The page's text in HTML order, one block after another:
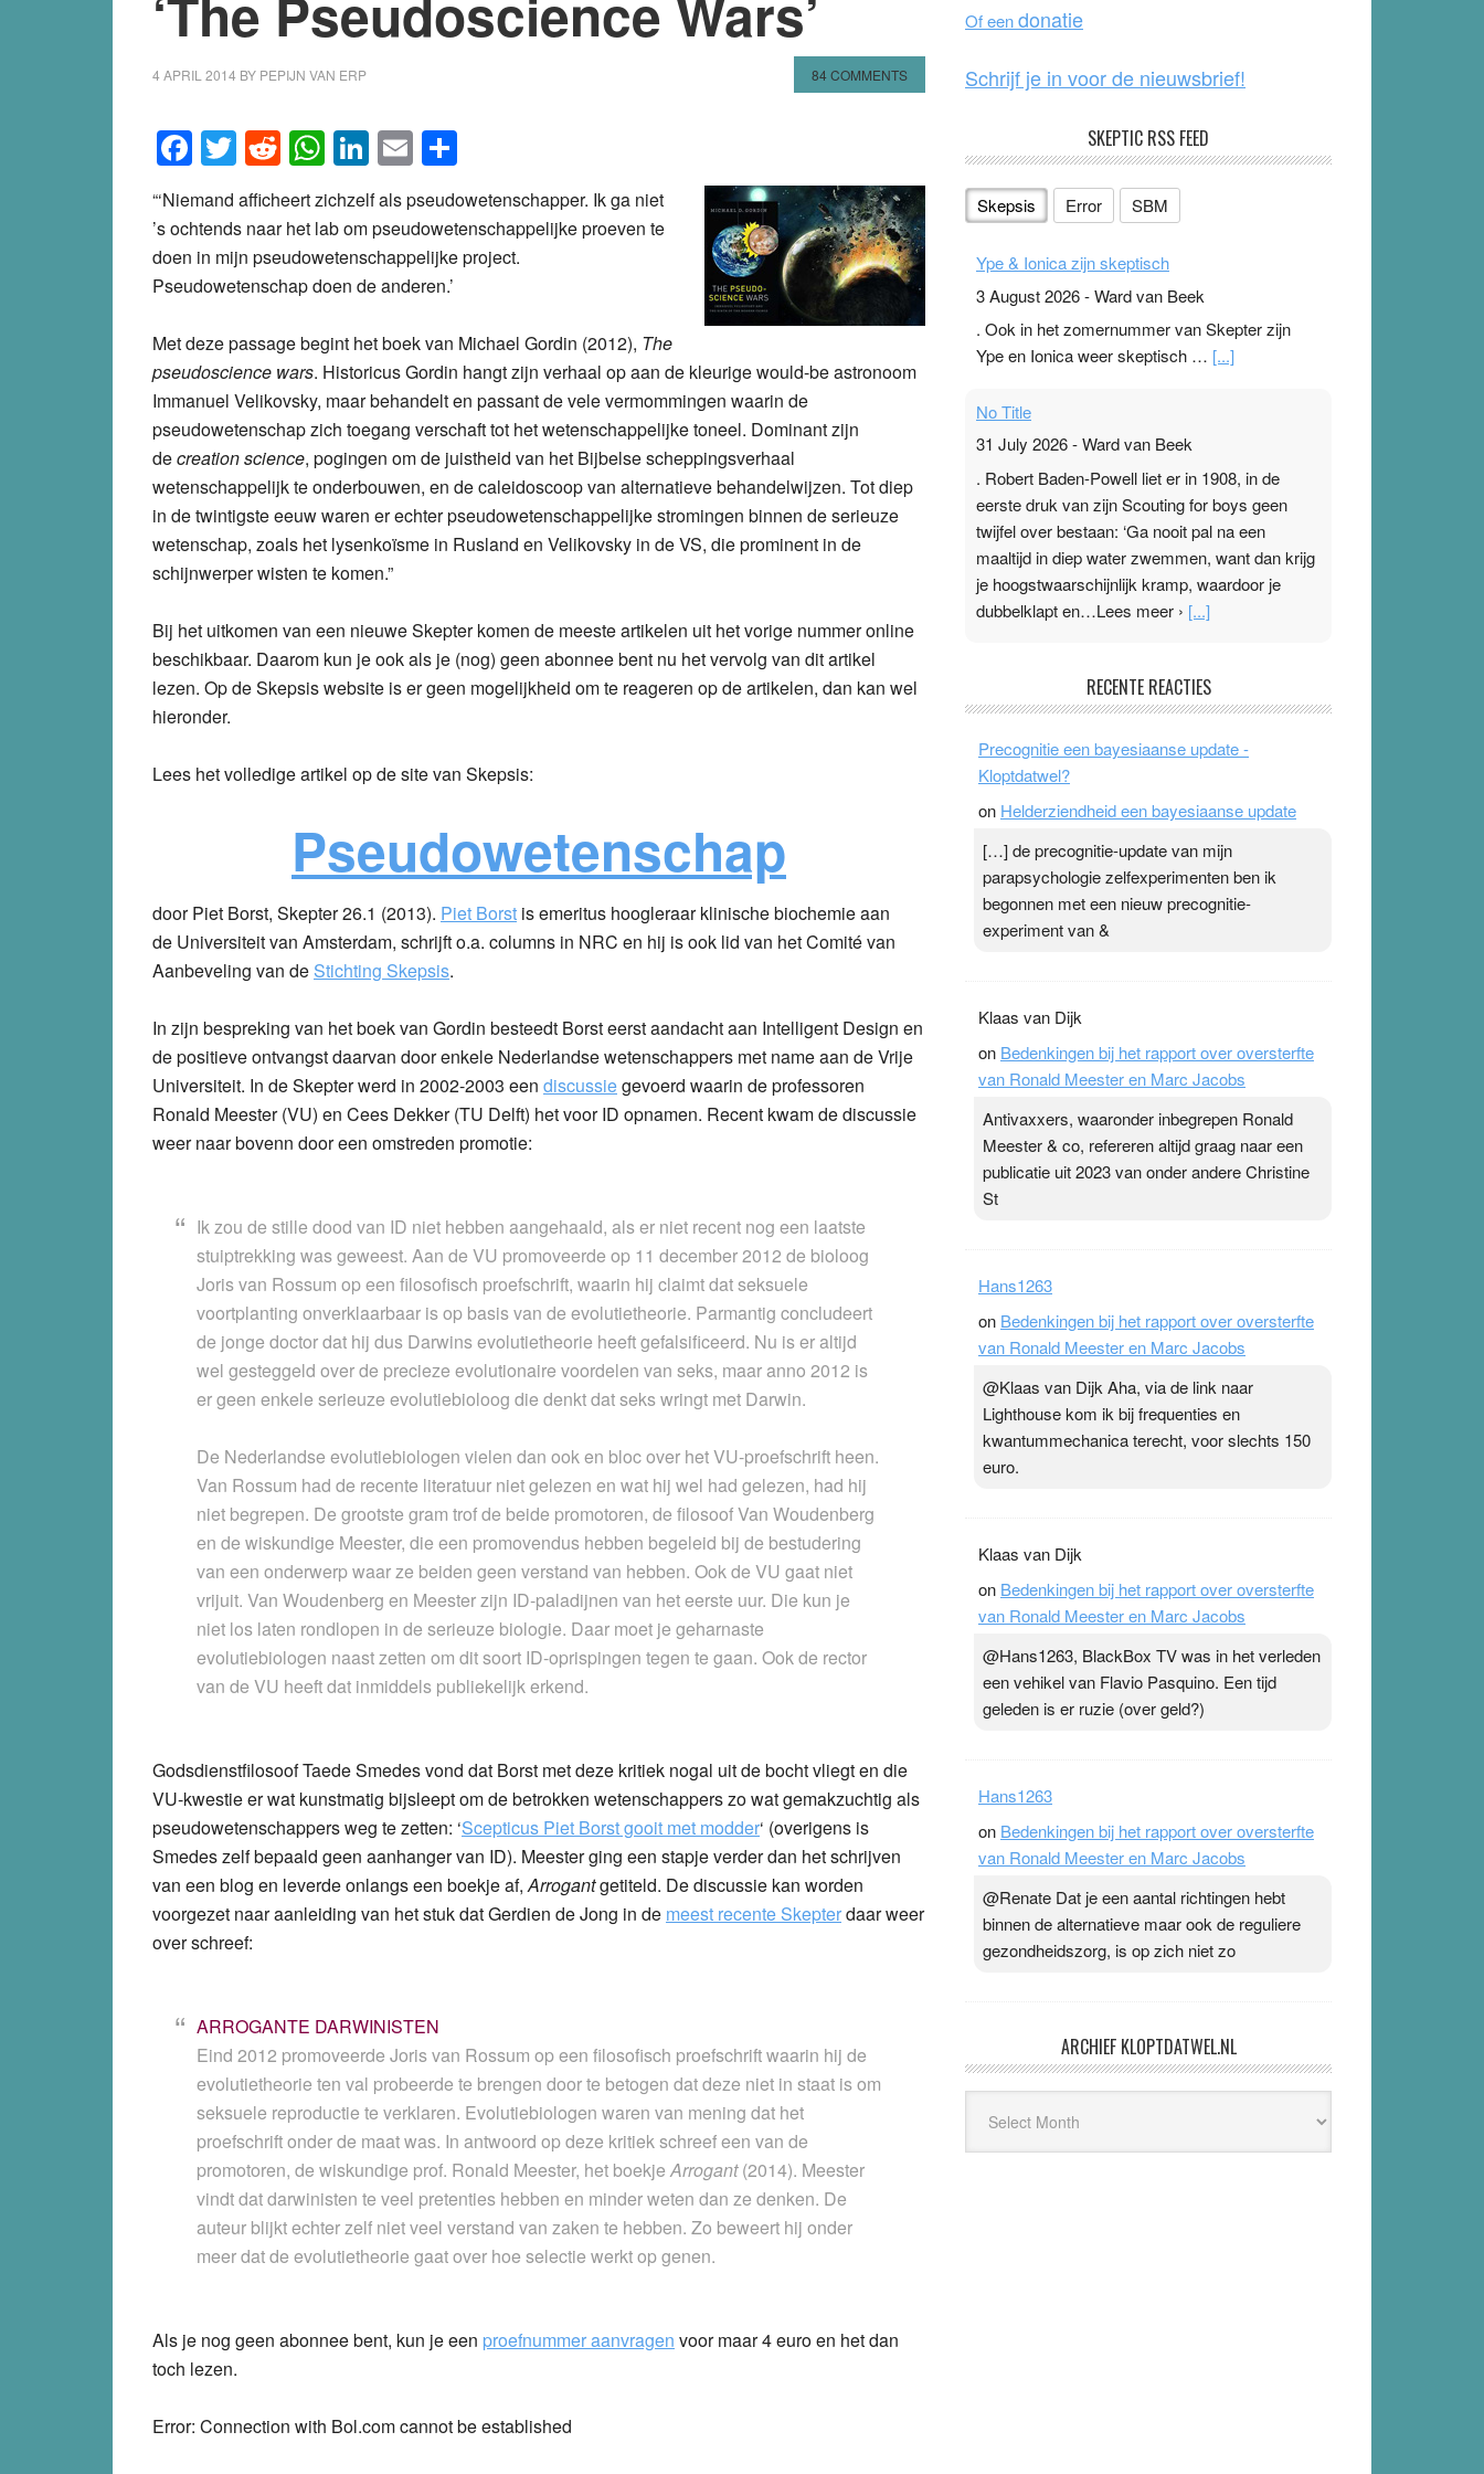
4 APRIL 2014 BY PEPIJN VAN ERP 84 COMMENTS
Facebook
Twitter
Reddit
WhatsApp
LinkedIn
Email
“‘Niemand afficheert zichzelf als pseudowetenschapper. Ik ga niet
’s ochtends naar het lab om pseudowetenschappelijke proeven te
doen in mijn pseudowetenschappelijke project.
Pseudowetenschap doen de anderen.’
Met deze passage begint het boek van Michael Gordin (2012), The
pseudoscience wars. Historicus Gordin hangt zijn verhaal op aan de kleurige would-be astronoom
Immanuel Velikovsky, maar behandelt en passant de vele vermommingen waarin de
pseudowetenschap zich toegang verschaft tot het wetenschappelijke toneel. Dominant zijn
decreation science, pogingen om de juistheid van het Bijbelse scheppingsverhaal
wetenschappelijk te onderbouwen, en de caleidoscoop van alternatieve behandelwijzen. Tot diep
in de twintigste eeuw waren er echter pseudowetenschappelijke stromingen binnen de serieuze
wetenschap, zoals het lysenkoïsme in Rusland en Velikovsky in de VS, die prominent in de
schijnwerper wisten te komen.”
Bij het uitkomen van een nieuwe Skepter komen de meeste artikelen uit het vorige nummer online
beschikbaar. Daarom kun je ook als je (nog) geen abonnee bent nu het vervolg van dit artikel
lezen. Op de Skepsis website is er geen mogelijkheid om te reageren op de artikelen, dan kan wel
hieronder.
Lees het volledige artikel op de site van Skepsis:
Pseudowetenschap
door Piet Borst, Skepter 26.1 (2013). Piet Borst is emeritus hoogleraar klinische biochemie aan
de Universiteit van Amsterdam, schrijft o.a. columns in NRC en hij is ook lid van het Comité van
Aanbeveling van de Stichting Skepsis.
In zijn bespreking van het boek van Gordin besteedt Borst eerst aandacht aan Intelligent Design en
de positieve ontvangst daarvan door enkele Nederlandse wetenschappers met name aan de Vrije
Universiteit. In de Skepter werd in 2002-2003 een discussiegevoerd waarin de professoren
Ronald Meester (VU) en Cees Dekker (TU Delft) het voor ID opnamen. Recent kwam de discussie
weer naar bovenn door een omstreden promotie:
Ik zou de stille dood van ID niet hebben aangehaald, als er niet recent nog een laatste
stuiptrekking was geweest. Aan de VU promoveerde op 11 december 2012 de bioloog
Joris van Rossum op een filosofisch proefschrift, waarin hij claimt dat seksuele
voortplanting onverklaarbaar is op basis van de evolutietheorie. Parmantig concludeert
de jonge doctor dat hij dus Darwins evolutietheorie heeft gefalsificeerd. Nu is er altijd
wel gesteggeld over de precieze evolutionaire voordelen van seks, maar anno 2012 is
er geen enkele serieuze evolutiebioloog die denkt dat seks wringt met Darwin.
De Nederlandse evolutiebiologen vielen dan ook en bloc over het VU-proefschrift heen.
Van Rossum had de recente literatuur niet gelezen en wat hij wel had gelezen, had hij
niet begrepen. De grootste gram trof de beide promotoren, de filosoof Van Woudenberg
en de wiskundige Meester, die een promovendus hebben begeleid bij de bestudering
van een onderwerp waar ze beiden geen verstand van hebben. Ook de VU gaat niet
vrijuit. Van Woudenberg en Meester zijn ID-paladijnen van het eerste uur. Die kun je
niet los laten rondlopen in de serieuze biologie. Daar moet je geharnaste
evolutiebiologen naast zetten om dit soort ID-oprispingen tegen te gaan. Ook de rector
van de VU heeft dat inmiddels publiekelijk erkend.
Godsdienstfilosoof Taede Smedes vond dat Borst met deze kritiek nogal uit de bocht vliegt en die
VU-kwestie er wat kunstmatig bijsleept om de betrokken wetenschappers zo wat gemakzuchtig als
pseudowetenschappers weg te zetten: ‘Scepticus Piet Borst gooit met modder‘ (overigens is
Smedes zelf bepaald geen aanhanger van ID). Meester ging een stapje verder dan het schrijven
van een blog en leverde onlangs een boekje af,Arrogantgetiteld. De discussie kan worden
voorgezet naar aanleiding van het stuk dat Gerdien de Jong in de meest recente Skepterdaar weer
over schreef:
ARROGANTE DARWINISTEN
Eind 2012 promoveerde Joris van Rossum op een filosofisch proefschrift waarin hij de
evolutietheorie ten val probeerde te brengen door te betogen dat deze niet in staat is om
seksuele reproductie te verklaren. Evolutiebiologen waren van mening dat het
proefschrift onder de maat was. In antwoord op deze kritiek schreef een van de
promotoren, de wiskundige prof. Ronald Meester, het boekjeArrogant(2014). Meester
vindt dat darwinisten te veel pretenties hebben en minder weten dan ze denken. De
auteur blijkt echter zelf niet veel verstand van zaken te hebben. Zo beweert hij onder
meer dat de evolutietheorie gaat over hoe selectie werkt op genen.
Als je nog geen abonnee bent, kun je een proefnummer aanvragen voor maar 4 euro en het dan
toch lezen.
Error: Connection with Bol.com cannot be established
k
Of eendonatie
Schrijf je in voor de nieuwsbrief!
SKEPTIC RSS FEED
Skepsis Error SBM
Ype & Ionica zijn skeptisch
3 August 2026-Ward van Beek
. Ook in het zomernummer van Skepter zijn
Ype en Ionica weer skeptisch … [...]
No Title
31 July 2026-Ward van Beek
. Robert Baden-Powell liet er in 1908, in de
eerste druk van zijn Scouting for boys geen
twijfel over bestaan: ‘Ga nooit pal na een
maaltijd in diep water zwemmen, want dan krijg
je hoogstwaarschijnlijk kramp, waardoor je
dubbelklapt en…Lees meer › [...]
Ward van Beek
topsporters. Ze hopen ermee hun hartslag te
verlagen terwijl ze meer zuurstof opnemen.
Daarop heeft zo’n pleister geen effect. Maar het
zijn. Door…Lees meer Pleisterplakkers in de
topspsort ›[...]
RECENTE REACTIES
Precognitie een bayesiaanse update -
Kloptdatwel?
on Helderziendheid een bayesiaanse update
[…] de precognitie-update van mijn
parapsychologie zelfexperimenten ben ik
begonnen met een nieuw precognitie-
experiment van &
Klaas van Dijk
on Bedenkingen bij het rapport over oversterfte
van Ronald Meester en Marc Jacobs
Antivaxxers, waaronder inbegrepen Ronald
Meester & co, refereren altijd graag naar een
publicatie uit 2023 van onder andere Christine
St
Hans1263
on Bedenkingen bij het rapport over oversterfte
van Ronald Meester en Marc Jacobs
@Klaas van Dijk Aha, via de link naar
Lighthouse kom ik bij frequenties en
kwantummechanica terecht, voor slechts 150
euro.
Klaas van Dijk
on Bedenkingen bij het rapport over oversterfte
van Ronald Meester en Marc Jacobs
@Hans1263, BlackBox TV was in het verleden
een vehikel van Flavio Pasquino. Een tijd
geleden is er ruzie (over geld?)
Hans1263
on Bedenkingen bij het rapport over oversterfte
van Ronald Meester en Marc Jacobs
@Renate Dat je een aantal richtingen hebt
binnen de alternatieve maar ook de reguliere
gezondheidszorg, is op zich niet zo
ARCHIEF KLOPTDATWEL.NL
Kloptdatwel.nl